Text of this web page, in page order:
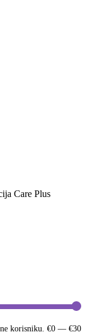
Care Plus
korisniku. €0 — €30